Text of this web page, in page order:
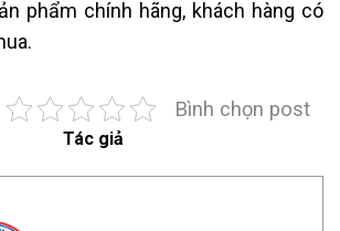
phẩm chính hãng, khách hàng có
Bình chọn post
Tác giả